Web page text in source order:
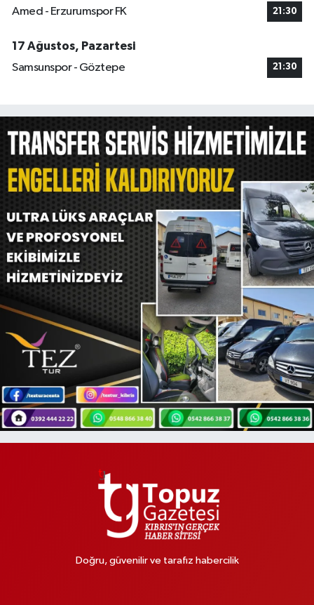
Amed - Erzurumspor FK 21:30
17 Ağustos, Pazartesi
Samsunspor - Göztepe
21:30
Doğru, güvenilir ve tarafız habercilik